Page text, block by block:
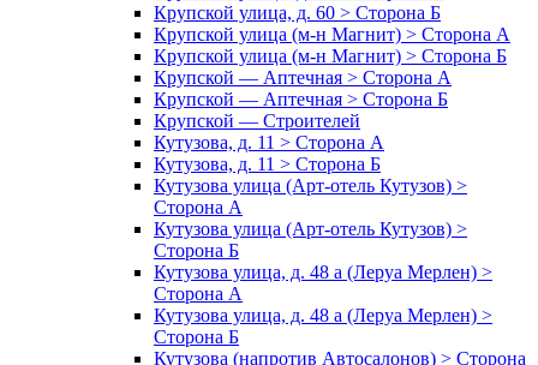
Крупской улица, д. 60 > Сторона Б
Крупской улица (м-н Магнит) > Сторона А
Крупской улица (м-н Магнит) > Сторона Б
Крупской — Аптечная > Сторона А
Крупской — Аптечная > Сторона Б
Крупской — Строителей
Кутузова, д. 11 > Сторона А
Кутузова, д. 11 > Сторона Б
Кутузова улица (Арт-отель Кутузов) >
Сторона А
Кутузова улица (Арт-отель Кутузов) >
Сторона Б
Кутузова улица, д. 48 а (Леруа Мерлен) >
Сторона А
Кутузова улица, д. 48 а (Леруа Мерлен) >
Сторона Б
Кутузова (напротив Автосалонов) > Сторона